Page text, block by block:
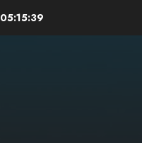
05:15:40